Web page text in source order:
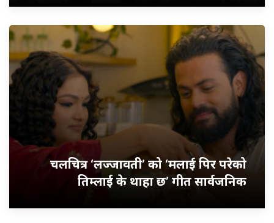
चलचित्र ‘लज्जावती’ को ‘मलाई पिर परेको
तिम्लाई के थाहा छ’ गीत सार्वजनिक